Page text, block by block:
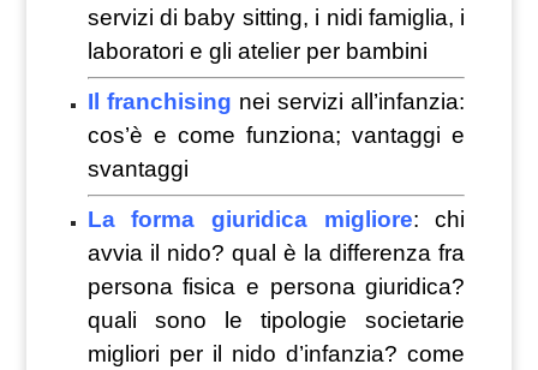
servizi di baby sitting, i nidi famiglia, i
laboratori e gli atelier per bambini
Il franchising nei servizi all’infanzia:
cos’è e come funziona; vantaggi e
svantaggi
La forma giuridica migliore: chi
avvia il nido? qual è la differenza fra
persona fisica e persona giuridica?
quali sono le tipologie societarie
migliori per il nido d’infanzia? come